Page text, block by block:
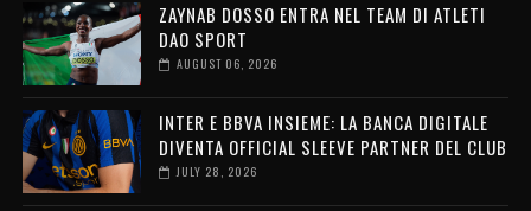
ZAYNAB DOSSO ENTRA NEL TEAM DI ATLETI
DAO SPORT
AUGUST 06, 2026
INTER E BBVA INSIEME: LA BANCA DIGITALE
DIVENTA OFFICIAL SLEEVE PARTNER DEL CLUB
JULY 28, 2026